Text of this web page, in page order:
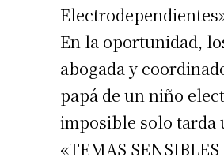
En la oportunidad,
abogada y
papá de un niño
imposible solo tarda
«TEMAS